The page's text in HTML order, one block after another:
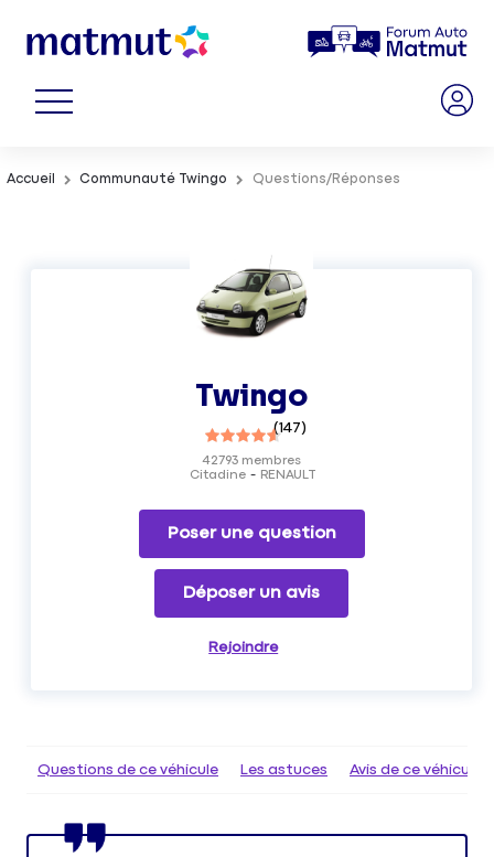
Accueil Communauté Twingo Questions/Réponses
Twingo
(147)
Citadine RENAULT
42793membres
Poser une question
Déposer un avis
Rejoindre
Questions de ce véhicule Les astuces Avis de ce véhicule